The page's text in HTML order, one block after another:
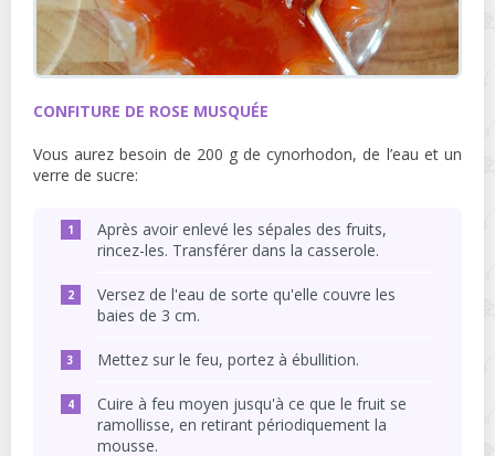
CONFITURE DE ROSE MUSQUÉE
Vous aurez besoin de 200 g de cynorhodon, de l’eau et un
verre de sucre:
Après avoir enlevé les sépales des fruits,
rincez-les. Transférer dans la casserole.
Versez de l'eau de sorte qu'elle couvre les
baies de 3 cm.
Mettez sur le feu, portez à ébullition.
Cuire à feu moyen jusqu'à ce que le fruit se
ramollisse, en retirant périodiquement la
mousse.